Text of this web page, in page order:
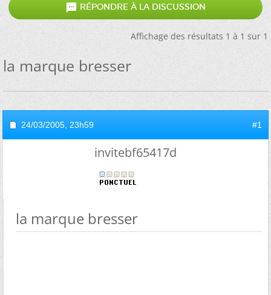
 RÉPONDRE À LA DISCUSSION
Affichage des résultats 1 à 1 sur 1
la marque bresser
24/03/2005, 23h59 #1
invitebf65417d
la marque bresser